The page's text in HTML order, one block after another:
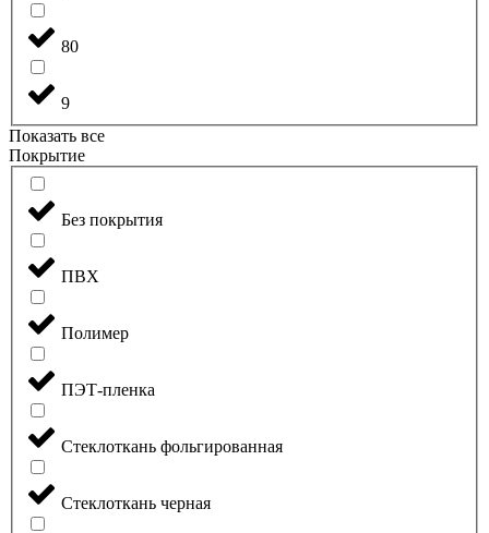
80
9
Показать все
Покрытие
Без покрытия
ПВХ
Полимер
ПЭТ-пленка
Стеклоткань фольгированная
Стеклоткань черная